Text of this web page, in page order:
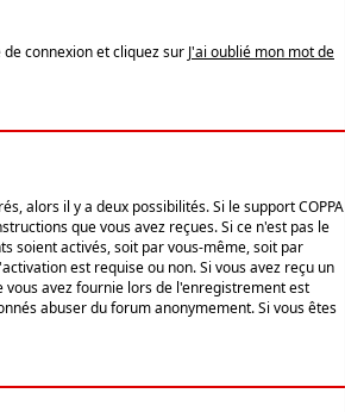
connexion et cliquez sur J'ai oublié mon mot de
alors il y a deux possibilités. Si le support COPPA
que vous avez reçues. Si ce n'est pas le
soient activés, soit par vous-même, soit par
est requise ou non. Si vous avez reçu un
avez fournie lors de l'enregistrement est
abuser du forum anonymement. Si vous êtes